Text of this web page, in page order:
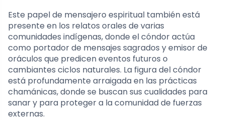
Este papel de mensajero espiritual también está
presente en los relatos orales de varias
comunidades indígenas, donde el cóndor actúa
como portador de mensajes sagrados y emisor de
oráculos que predicen eventos futuros o
cambiantes ciclos naturales. La figura del cóndor
está profundamente arraigada en las prácticas
chamánicas, donde se buscan sus cualidades para
sanar y para proteger a la comunidad de fuerzas
externas.